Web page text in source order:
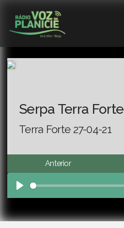
Serpa Terra Forte
Terra Forte 27-04-21
Anterior
Play